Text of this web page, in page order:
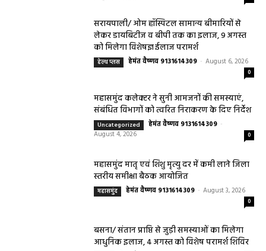
सरायपाली/ ओम हॉस्पिटल सामान्य बीमारियों से
लेकर डायबिटीज व बीपी तक का इलाज, 9 अगस्त
को मिलेगा विशेषज्ञ ईलाज परामर्श
हेल्थ प्लस हेमंत वैष्णव 9131614309 - August 6, 2026
0
महासमुंद कलेक्टर ने सुनी आमजनों की समस्याएं,
संबंधित विभागों को त्वरित निराकरण के दिए निर्देश
Uncategorized हेमंत वैष्णव 9131614309 -
August 4, 2026
0
महासमुंद मातृ एवं शिशु मृत्यु दर में कमी लाने जिला
स्तरीय समीक्षा बैठक आयोजित
महासमुंद हेमंत वैष्णव 9131614309 - August 3, 2026
0
बसना/ संतान प्राप्ति से जुड़ी समस्याओं का मिलेगा
आधुनिक इलाज, 4 अगस्त को विशेष परामर्श शिविर